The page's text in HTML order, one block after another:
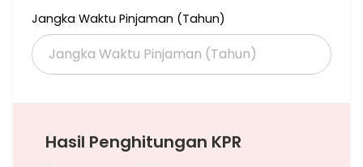
Jangka Waktu Pinjaman (Tahun)
Hasil Penghitungan KPR